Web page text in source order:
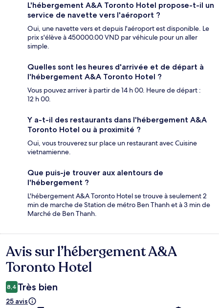
L'hébergement A&A Toronto Hotel propose-t-il un
service de navette vers l'aéroport ?
Oui, une navette vers et depuis l'aéroport est disponible. Le
prix s'élève à 450000.00 VND par véhicule pour un aller
simple.
Quelles sont les heures d'arrivée et de départ à
l'hébergement A&A Toronto Hotel ?
Vous pouvez arriver à partir de 14 h 00. Heure de départ :
12 h 00.
Y a-t-il des restaurants dans l'hébergement A&A
Toronto Hotel ou à proximité ?
Oui, vous trouverez sur place un restaurant avec Cuisine
vietnamienne.
Que puis-je trouver aux alentours de
l'hébergement ?
L'hébergement A&A Toronto Hotel se trouve à seulement 2
min de marche de Station de métro Ben Thanh et à 3 min de
Marché de Ben Thanh.
Avis
Avis sur l’hébergement A&A
Toronto Hotel
8,4 Très bien
25 avis